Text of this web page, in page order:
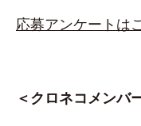
応募アンケートは
＜クロネコメンバ